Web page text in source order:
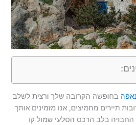
בחופשה הקרובה שלך ורצית לשלב
תיירים מחמיצים, אנו מזמינים אותך
החבויה בלב הרכס הסלעי שמול קו